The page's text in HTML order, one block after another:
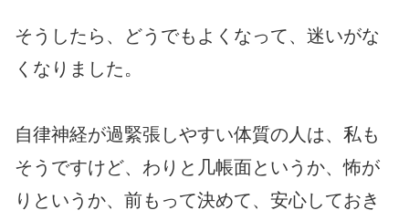
そうしたら、どうでもよくなって、迷いがな
くなりました。
自律神経が過緊張しやすい体質の人は、私も
そうですけど、わりと几帳面というか、怖が
りというか、前もって決めて、安心しておき